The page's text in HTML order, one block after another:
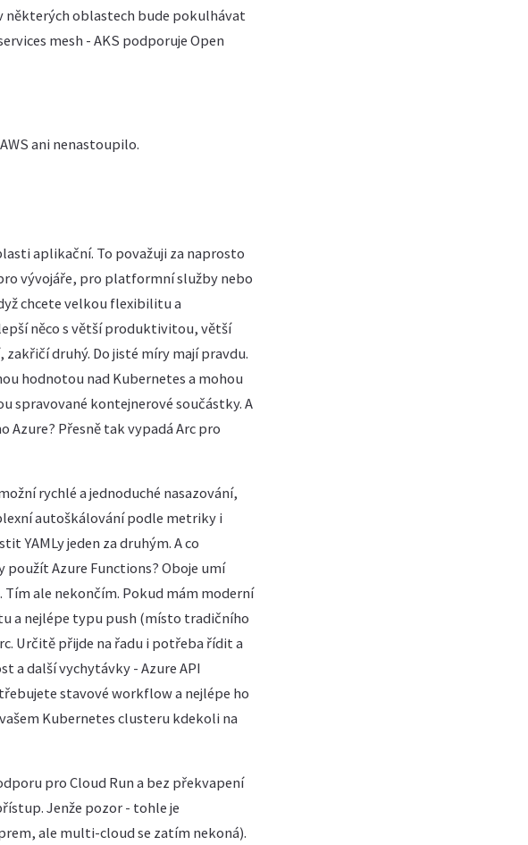
některých oblastech bude pokulhávat
mesh - AKS podporuje Open
ani nenastoupilo.
aplikační. To považuji za naprosto
vývojáře, pro platformní služby nebo
chcete velkou flexibilitu a
něco s větší produktivitou, větší
druhý. Do jisté míry mají pravdu.
hodnotou nad Kubernetes a mohou
spravované kontejnerové součástky. A
Přesně tak vypadá Arc pro
rychlé a jednoduché nasazování,
autoškálování podle metriky i
YAMLy jeden za druhým. A co
Azure Functions? Oboje umí
Tím ale nekončím. Pokud mám moderní
a nejlépe typu push (místo tradičního
Určitě přijde na řadu i potřeba řídit a
a další vychytávky - Azure API
stavové workflow a nejlépe ho
Kubernetes clusteru kdekoli na
pro Cloud Run a bez překvapení
Jenže pozor - tohle je
ale multi-cloud se zatím nekoná).